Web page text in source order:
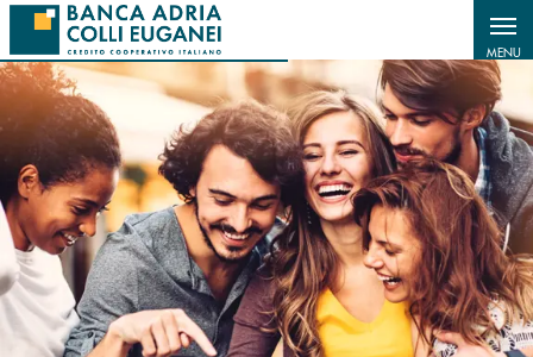
Salta al contenuto principale
MENU